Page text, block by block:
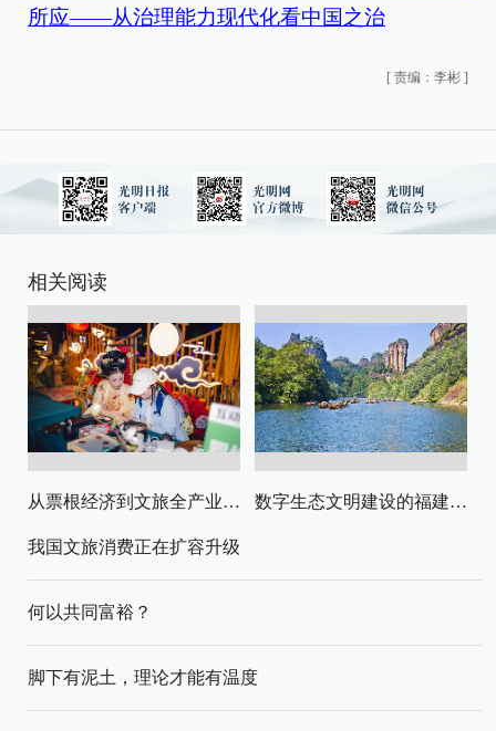
所应——从治理能力现代化看中国之治
[ 责编：李彬 ]
相关阅读
从票根经济到文旅全产业链升级 数字生态文明建设的福建路径与启示
我国文旅消费正在扩容升级
何以共同富裕？
脚下有泥土，理论才能有温度